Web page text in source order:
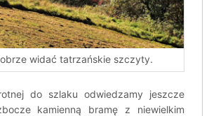
widać tatrzańskie szczyty.
do szlaku odwiedzamy jeszcze
kamienną bramę z niewielkim